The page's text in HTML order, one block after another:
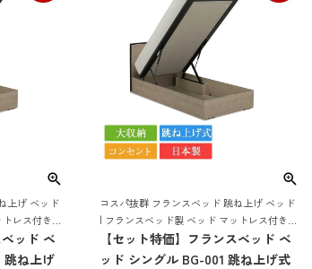
上げ ベッド
レス付き
マットレス
ッド ベ
跳ね上げ
コスパ抜群 フランスベッド 跳ね上げ ベッド
| フランスベッド製 ベッド マットレス付き
マットレスセット ベッドセット マットレス
付き コンセント おしゃれ 収納
【セット特価】フランスベッド ベ
ッド シングル BG-001 跳ね上げ式